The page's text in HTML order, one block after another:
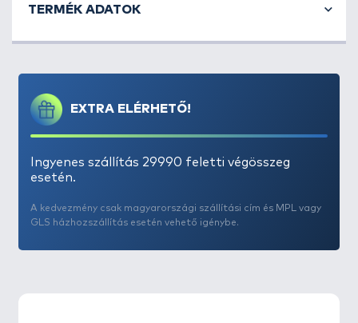
EXTRA ELÉRHETŐ!
Ingyenes szállítás 29990 feletti végösszeg
esetén.
A kedvezmény csak magyarországi szállítási cím és MPL vagy
GLS házhozszállítás esetén vehető igénybe.
TERMÉK ADATOK